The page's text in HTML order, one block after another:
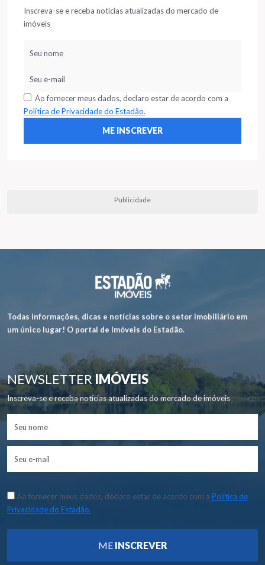
Inscreva-se e receba notícias atualizadas do mercado de
imóveis
Ao fornecer meus dados, declaro estar de acordo com a
Política de Privacidade do Estadão.
Publicidade
Todas informações, dicas e notícias sobre o setor imobiliário em
um único lugar! O portal de Imóveis do Estadão.
NEWSLETTERIMÓVEIS
Inscreva-se e receba notícias atualizadas do mercado de imóveis
Ao fornecer meus dados, declaro estar de acordo com a Política de
Privacidade do Estadão.
ME INSCREVER